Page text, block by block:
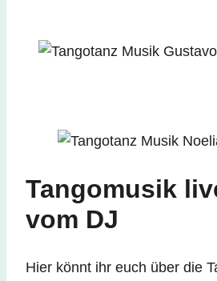
Tangomusik
vom DJ
Hier könnt ihr euch über die